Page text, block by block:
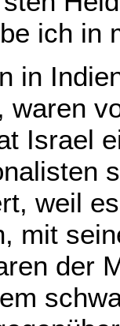
ich in
in
waren
Israel
weil
mit
der